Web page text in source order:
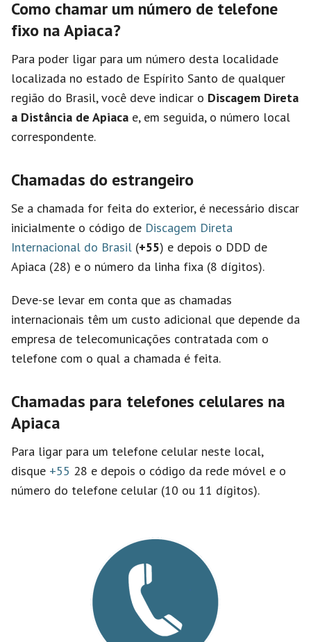
Como chamar um número de telefone
fixo na Apiaca?
Para poder ligar para um número desta localidade
localizada no estado de Espírito Santo de qualquer
região do Brasil, você deve indicar o Discagem Direta
a Distância de Apiaca e, em seguida, o número local
correspondente.
Chamadas do estrangeiro
Se a chamada for feita do exterior, é necessário discar
inicialmente o código de Discagem Direta
Internacional do Brasil (+55) e depois o DDD de
Apiaca (28) e o número da linha fixa (8 dígitos).
Deve-se levar em conta que as chamadas
internacionais têm um custo adicional que depende da
empresa de telecomunicações contratada com o
telefone com o qual a chamada é feita.
Chamadas para telefones celulares na
Apiaca
Para ligar para um telefone celular neste local,
disque +55 28 e depois o código da rede móvel e o
número do telefone celular (10 ou 11 dígitos).